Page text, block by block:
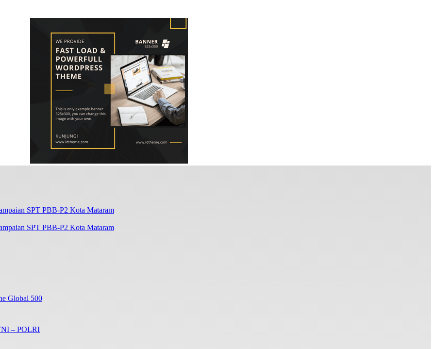
SPT PBB-P2 Kota Mataram
Global 500
– POLRI